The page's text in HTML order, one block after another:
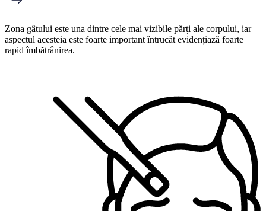
Zona gâtului este una dintre cele mai vizibile părți ale corpului, iar
aspectul acesteia este foarte important întrucât evidențiază foarte
rapid îmbătrânirea.